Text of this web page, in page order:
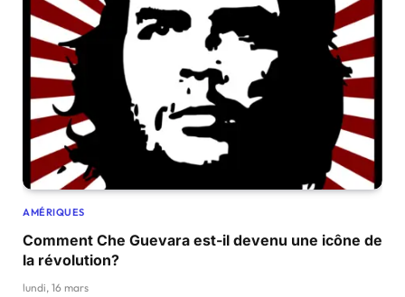
AMÉRIQUES
Comment Che Guevara est-il devenu une icône de
la révolution?
lundi, 16 mars